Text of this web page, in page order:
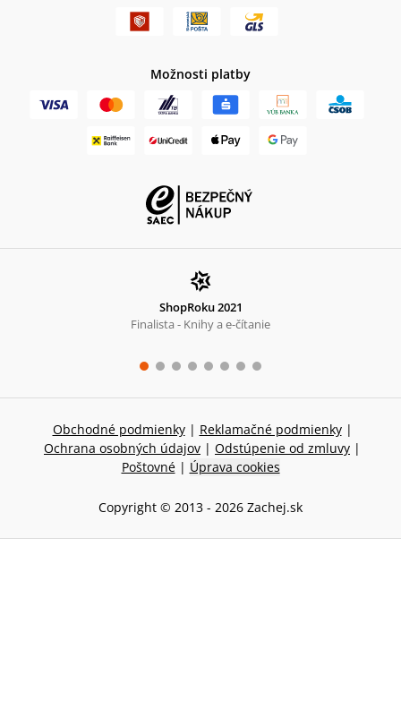
Možnosti platby
ShopRoku 2021
Finalista - Knihy a e-čítanie
Obchodné podmienky | Reklamačné podmienky |
Ochrana osobných údajov | Odstúpenie od zmluvy |
Poštovné | Úprava cookies
Copyright © 2013 - 2026 Zachej.sk